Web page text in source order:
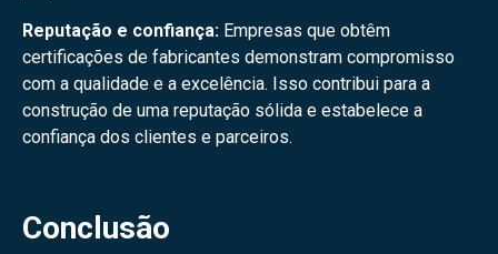
Reputação e confiança: Empresas que obtêm
certificações de fabricantes demonstram compromisso
com a qualidade e a excelência. Isso contribui para a
construção de uma reputação sólida e estabelece a
confiança dos clientes e parceiros.
Conclusão